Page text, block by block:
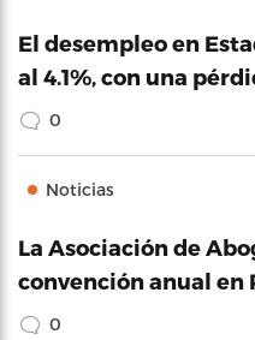
El desempleo en
al 4.1%, con una
0
Noticias
La Asociación de
convención anual en
0